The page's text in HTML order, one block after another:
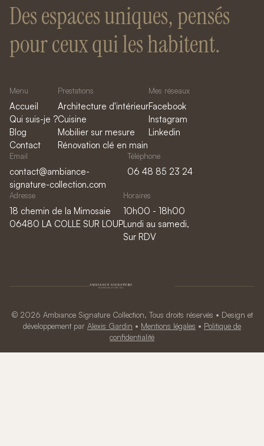
Des espaces uniques, pensés
pour ceux qui les habitent.
Menu
Accueil
Qui suis-je ?
Blog
Contact
Prestations
Architecture d'intérieur
Cuisine
Mobilier sur mesure
Rénovation clé en main
Mes réseaux
Facebook
Instagram
Linkedin
Email
contact@ambiance-
signature-collection.com
Téléphone
06 48 85 23 24
Adresse
18 chemin de la Mimosaie
06480 LA COLLE SUR LOUP
Horaires
10h00 - 18h00
Lundi au samedi,
Sur RDV
© 2026 Ambiance Signature Collection, Tous droits réservés • Design et
développement par Alexis Gardin • Mentions légales • Politique de
confidentialité